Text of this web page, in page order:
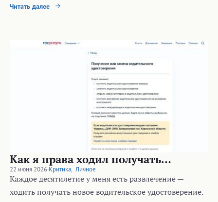
Читать далее
Как я права ходил получать…
22 июня 2026·Критика, Личное
Каждое десятилетие у меня есть развлечение —
ходить получать новое водительское удостоверение.